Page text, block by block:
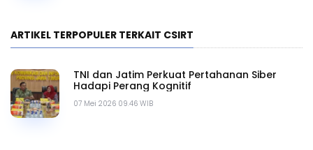
ARTIKEL TERPOPULER TERKAIT CSIRT
07 Mei 2026 09.46 WIB
TNI dan Jatim Perkuat Pertahanan Siber
Hadapi Perang Kognitif